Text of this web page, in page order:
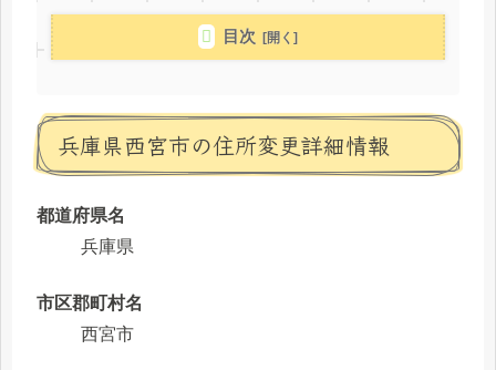
目次
兵庫県西宮市の住所変更詳細情報
都道府県名
兵庫県
市区郡町村名
西宮市